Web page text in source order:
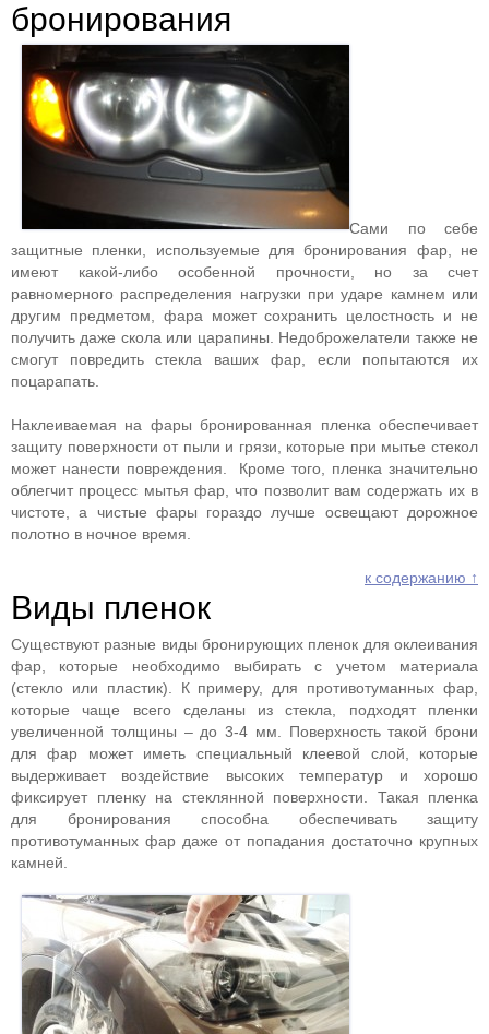
бронирования
Сами по себе
защитные пленки, используемые для бронирования фар, не
имеют какой-либо особенной прочности, но за счет
равномерного распределения нагрузки при ударе камнем или
другим предметом, фара может сохранить целостность и не
получить даже скола или царапины. Недоброжелатели также не
смогут повредить стекла ваших фар, если попытаются их
поцарапать.
Наклеиваемая на фары бронированная пленка обеспечивает
защиту поверхности от пыли и грязи, которые при мытье стекол
может нанести повреждения. Кроме того, пленка значительно
облегчит процесс мытья фар, что позволит вам содержать их в
чистоте, а чистые фары гораздо лучше освещают дорожное
полотно в ночное время.
к содержанию ↑
Виды пленок
Существуют разные виды бронирующих пленок для оклеивания
фар, которые необходимо выбирать с учетом материала
(стекло или пластик). К примеру, для противотуманных фар,
которые чаще всего сделаны из стекла, подходят пленки
увеличенной толщины – до 3-4 мм. Поверхность такой брони
для фар может иметь специальный клеевой слой, которые
выдерживает воздействие высоких температур и хорошо
фиксирует пленку на стеклянной поверхности. Такая пленка
для бронирования способна обеспечивать защиту
противотуманных фар даже от попадания достаточно крупных
камней.